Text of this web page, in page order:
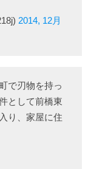
2014, 12月
で刃物を持っ
として前橋東
り、家屋に住